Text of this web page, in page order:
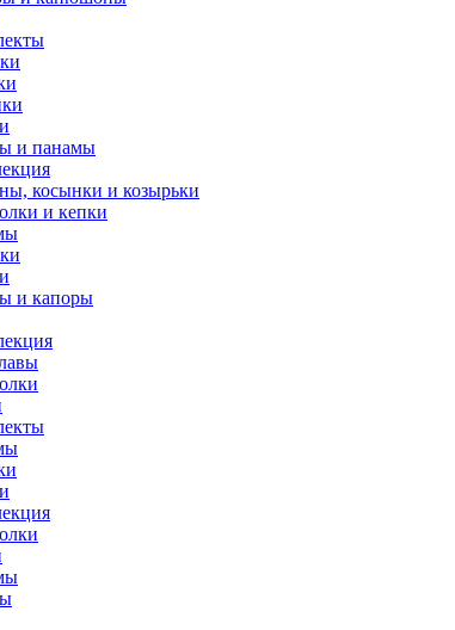
и панамы
косынки и козырьки
и кепки
и капоры